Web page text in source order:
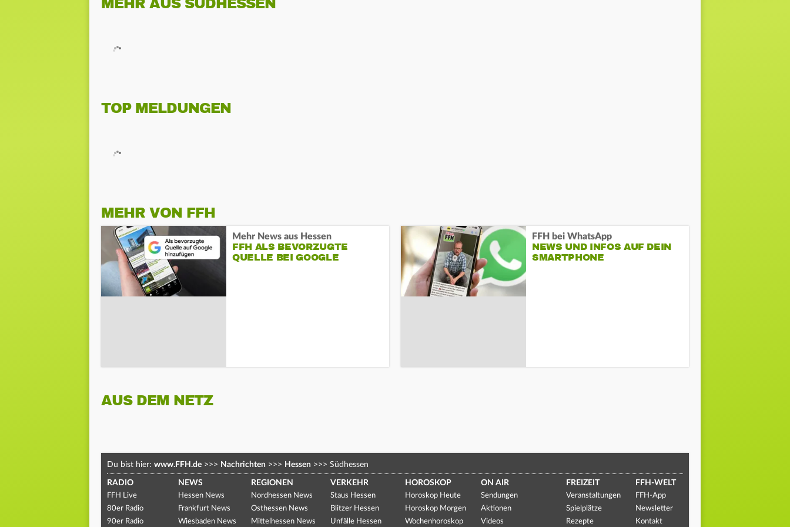
MEHR AUS SÜDHESSEN
TOP MELDUNGEN
MEHR VON FFH
Mehr News aus Hessen
FFH ALS BEVORZUGTE
QUELLE BEI GOOGLE
FFH bei WhatsApp
NEWS UND INFOS AUF DEIN
SMARTPHONE
AUS DEM NETZ
Du bist hier: www.FFH.de >>> Nachrichten >>> Hessen >>> Südhessen
RADIO
FFH Live
80er Radio
90er Radio
NEWS
Hessen News
Frankfurt News
Wiesbaden News
REGIONEN
Nordhessen News
Osthessen News
Mittelhessen News
VERKEHR
Staus Hessen
Blitzer Hessen
Unfälle Hessen
HOROSKOP
Horoskop Heute
Horoskop Morgen
Wochenhoroskop
ON AIR
Sendungen
Aktionen
Videos
FREIZEIT
Veranstaltungen
Spielplätze
Rezepte
FFH-WELT
FFH-App
Newsletter
Kontakt